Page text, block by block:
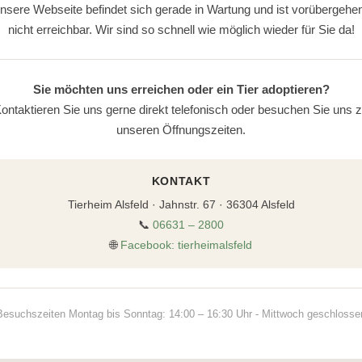
Webseite befindet sich gerade in Wartung und ist
nicht erreichbar. Wir sind so schnell wie möglich wieder für Sie da!
Sie möchten uns erreichen oder ein Tier adoptieren?
Sie uns gerne direkt telefonisch oder besuchen Sie uns
unseren Öffnungszeiten.
KONTAKT
Tierheim Alsfeld · Jahnstr. 67 · 36304 Alsfeld
📞 06631 – 2800
🌐 Facebook: tierheimalsfeld
Montag bis Sonntag: 14:00 – 16:30 Uhr - Mittwoch